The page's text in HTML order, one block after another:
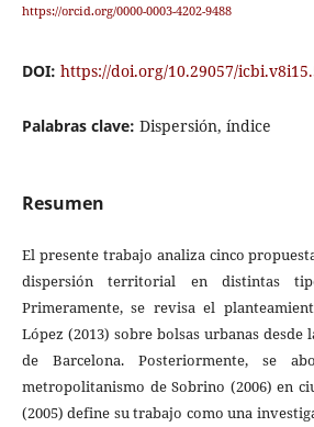
https://orcid.org/0000-0003-4202-9488
DOI: https://doi.org/10.29057/
Palabras clave: Dispersión, índice
Resumen
El presente trabajo analiza cinco
dispersión territorial en distintas
Primeramente, se revisa el
López (2013) sobre bolsas urbanas
de Barcelona. Posteriormente, se
metropolitanismo de Sobrino (2006) en
(2005) define su trabajo como una